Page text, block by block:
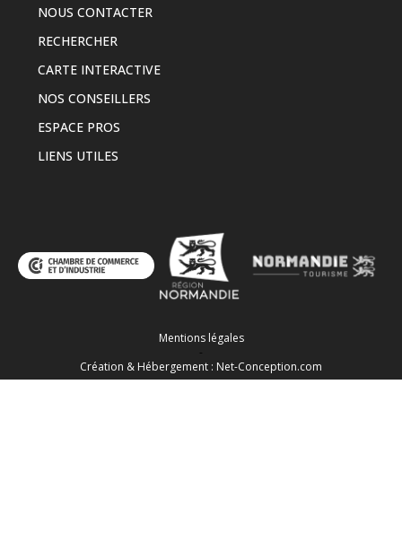
NOUS CONTACTER
RECHERCHER
CARTE INTERACTIVE
NOS CONSEILLERS
ESPACE PROS
LIENS UTILES
Mentions légales
-
Création & Hébergement : Net-Conception.com